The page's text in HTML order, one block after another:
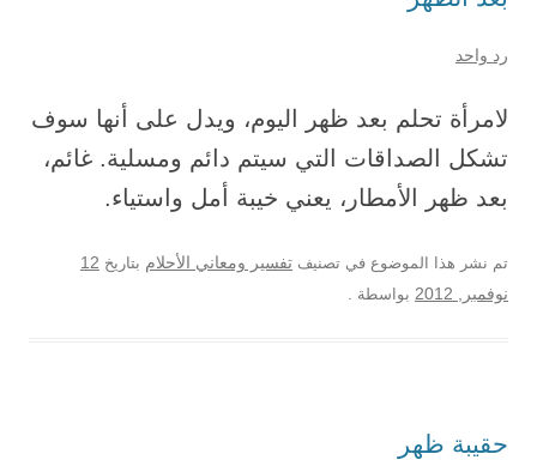
رد واحد
لامرأة تحلم بعد ظهر اليوم، ويدل على أنها سوف
تشكل الصداقات التي سيتم دائم ومسلية. غائم،
بعد ظهر الأمطار، يعني خيبة أمل واستياء.
تم نشر هذا الموضوع في تصنيف تفسير ومعاني الأحلام بتاريخ 12
نوفمبر, 2012
بواسطة .
حقيبة ظهر